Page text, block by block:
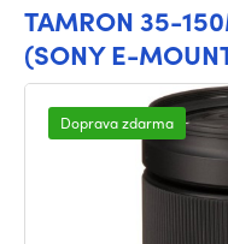
TAMRON 35-
(SONY E-
Doprava zdarma